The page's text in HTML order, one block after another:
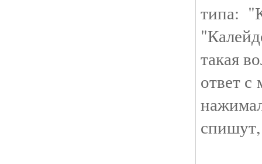
типа:
такая
ответ